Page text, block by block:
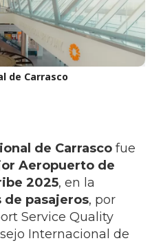
de Carrasco
de Carrasco fue
Aeropuerto de
2025, en la
de pasajeros, por
Service Quality
Internacional de